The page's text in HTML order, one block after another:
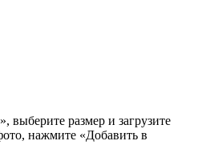
выберите размер и загрузите
нажмите «Добавить в